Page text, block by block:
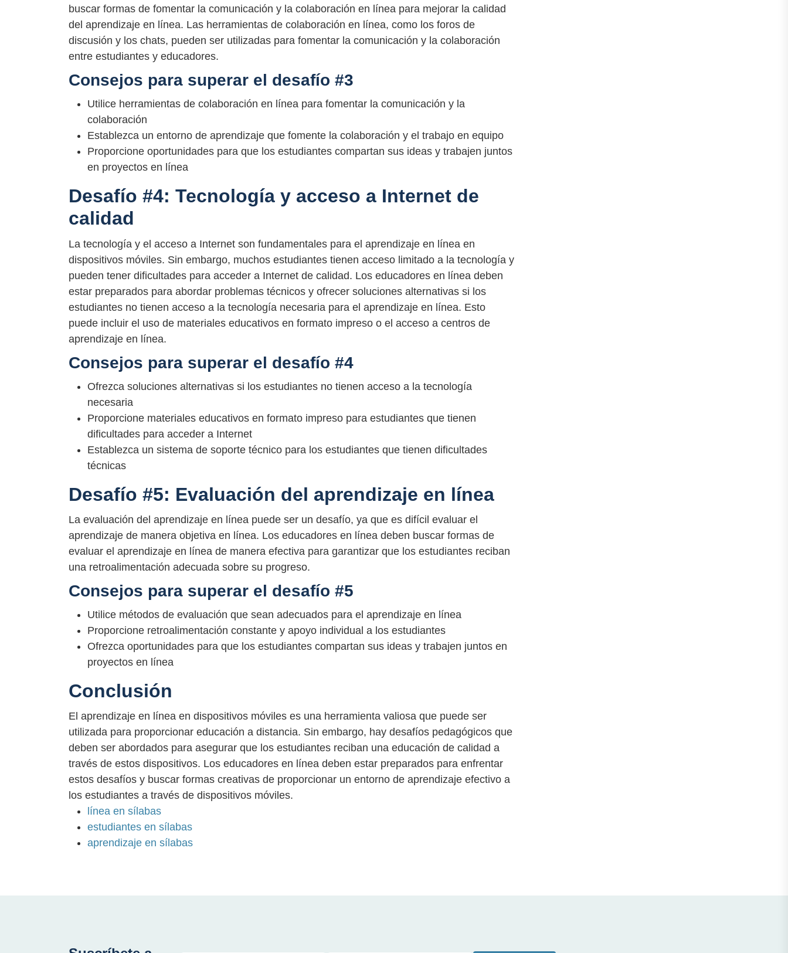
buscar formas de fomentar la comunicación y la colaboración en línea para mejorar la calidad
del aprendizaje en línea. Las herramientas de colaboración en línea, como los foros de
discusión y los chats, pueden ser utilizadas para fomentar la comunicación y la colaboración
entre estudiantes y educadores.
Consejos para superar el desafío #3
Utilice herramientas de colaboración en línea para fomentar la comunicación y la
colaboración
Establezca un entorno de aprendizaje que fomente la colaboración y el trabajo en equipo
Proporcione oportunidades para que los estudiantes compartan sus ideas y trabajen juntos
en proyectos en línea
Desafío #4: Tecnología y acceso a Internet de
calidad
La tecnología y el acceso a Internet son fundamentales para el aprendizaje en línea en
dispositivos móviles. Sin embargo, muchos estudiantes tienen acceso limitado a la tecnología y
pueden tener dificultades para acceder a Internet de calidad. Los educadores en línea deben
estar preparados para abordar problemas técnicos y ofrecer soluciones alternativas si los
estudiantes no tienen acceso a la tecnología necesaria para el aprendizaje en línea. Esto
puede incluir el uso de materiales educativos en formato impreso o el acceso a centros de
aprendizaje en línea.
Consejos para superar el desafío #4
Ofrezca soluciones alternativas si los estudiantes no tienen acceso a la tecnología
necesaria
Proporcione materiales educativos en formato impreso para estudiantes que tienen
dificultades para acceder a Internet
Establezca un sistema de soporte técnico para los estudiantes que tienen dificultades
técnicas
Desafío #5: Evaluación del aprendizaje en línea
La evaluación del aprendizaje en línea puede ser un desafío, ya que es difícil evaluar el
aprendizaje de manera objetiva en línea. Los educadores en línea deben buscar formas de
evaluar el aprendizaje en línea de manera efectiva para garantizar que los estudiantes reciban
una retroalimentación adecuada sobre su progreso.
Consejos para superar el desafío #5
Utilice métodos de evaluación que sean adecuados para el aprendizaje en línea
Proporcione retroalimentación constante y apoyo individual a los estudiantes
Ofrezca oportunidades para que los estudiantes compartan sus ideas y trabajen juntos en
proyectos en línea
Conclusión
El aprendizaje en línea en dispositivos móviles es una herramienta valiosa que puede ser
utilizada para proporcionar educación a distancia. Sin embargo, hay desafíos pedagógicos que
deben ser abordados para asegurar que los estudiantes reciban una educación de calidad a
través de estos dispositivos. Los educadores en línea deben estar preparados para enfrentar
estos desafíos y buscar formas creativas de proporcionar un entorno de aprendizaje efectivo a
los estudiantes a través de dispositivos móviles.
línea en sílabas
estudiantes en sílabas
aprendizaje en sílabas